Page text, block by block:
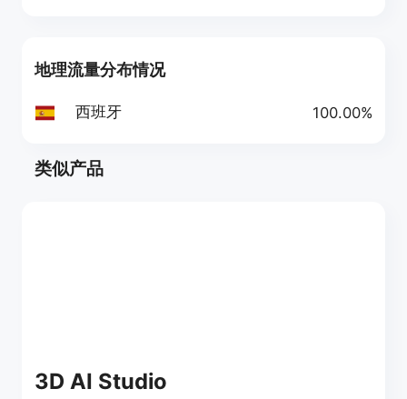
地理流量分布情况
西班牙 100.00%
类似产品
3D AI Studio